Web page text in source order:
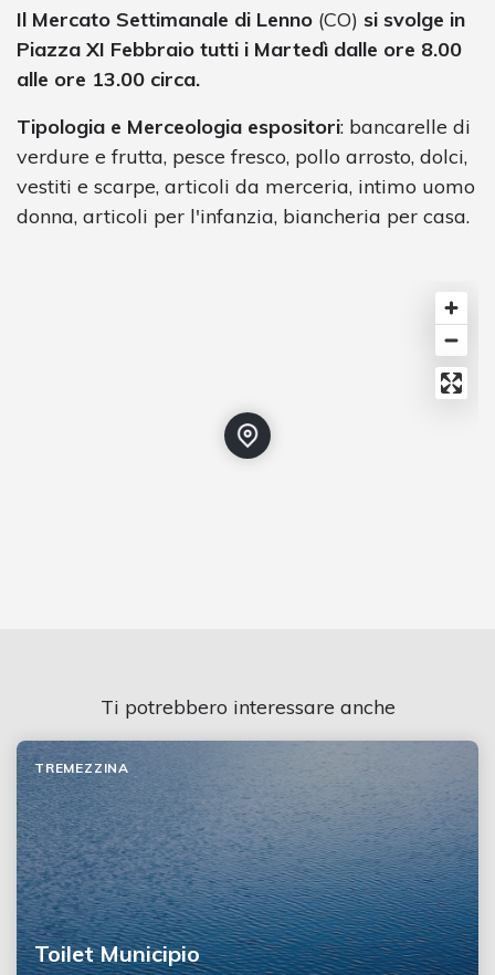
Il Mercato Settimanale di Lenno (CO) si svolge in
Piazza XI Febbraio tutti i Martedì dalle ore 8.00
alle ore 13.00 circa.
Tipologia e Merceologia espositori: bancarelle di
verdure e frutta, pesce fresco, pollo arrosto, dolci,
vestiti e scarpe, articoli da merceria, intimo uomo
donna, articoli per l'infanzia, biancheria per casa.
Ti potrebbero interessare anche
Toilet Municipio
TREMEZZINA